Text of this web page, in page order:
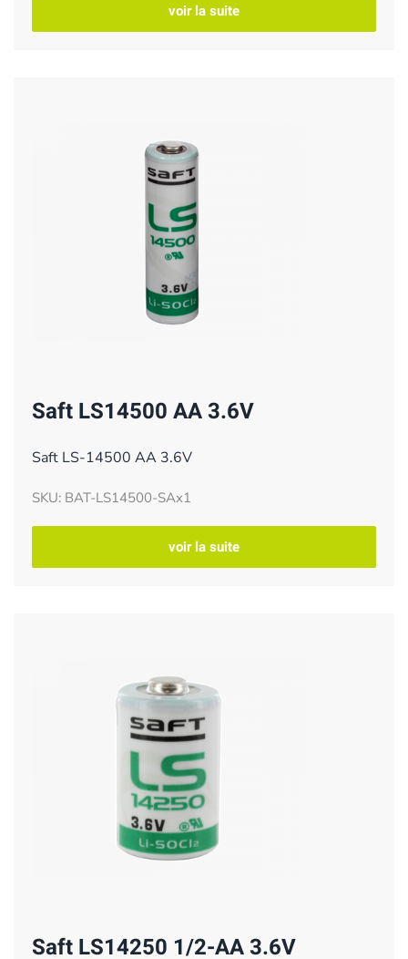
voir la suite
Saft LS14500 AA 3.6V
Saft LS-14500 AA 3.6V
SKU: BAT-LS14500-SAx1
voir la suite
Saft LS14250 1/2-AA 3.6V